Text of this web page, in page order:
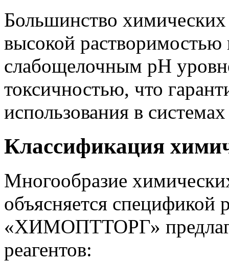
Большинство химических
высокой
слабощелочным pH
токсичностью, что
использования в
Классификация
Многообразие
объясняется спецификой
«ХИМОПТТОРГ»
реагентов: